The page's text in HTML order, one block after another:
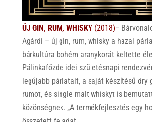
ÚJ GIN, RUM, WHISKY (2018)–
Agárdi – új gin, rum, whisky a hazai
bárkultúra bohém aranykorát keltette
Pálinkafőzde idei születésnapi
legújabb párlatait, a saját készítésű dry
rumot, és single malt whiskyt is
közönségnek. „A termékfejlesztés egy